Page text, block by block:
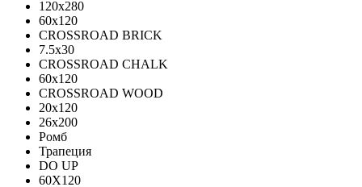
120x280
60x120
CROSSROAD BRICK
7.5х30
CROSSROAD CHALK
60х120
CROSSROAD WOOD
20х120
26х200
Ромб
Трапеция
DO UP
60X120